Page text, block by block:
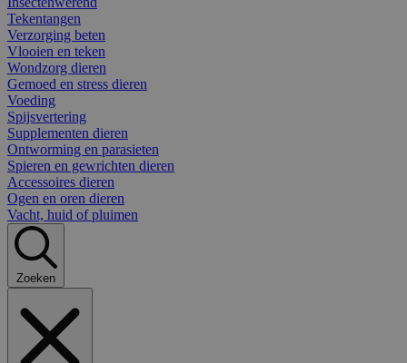
Tekentangen
Verzorging beten
Vlooien en teken
Wondzorg dieren
Gemoed en stress dieren
Voeding
Spijsvertering
Supplementen dieren
Ontworming en parasieten
Spieren en gewrichten dieren
Accessoires dieren
Ogen en oren dieren
Vacht, huid of pluimen
Zoeken